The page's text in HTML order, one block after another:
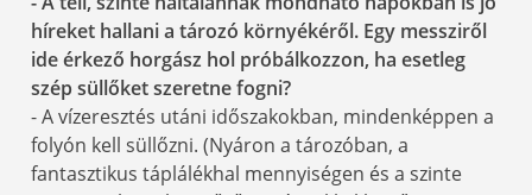
híreket hallani a tározó környékéről. Egy messziről
ide érkező horgász hol próbálkozzon, ha esetleg
szép süllőket szeretne fogni?
- A vízeresztés utáni időszakokban, mindenképpen a
folyón kell süllőzni. (Nyáron a tározóban, a
fantasztikus táplálékhal mennyiségen és a szinte